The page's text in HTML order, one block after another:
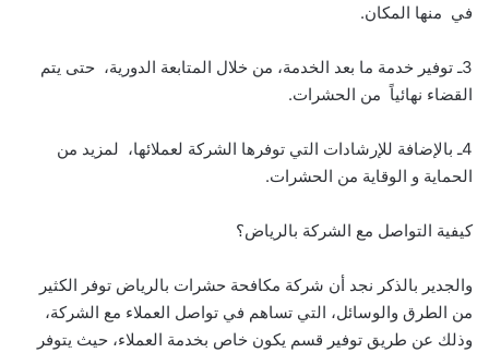
في منها المكان.
3ـ توفير خدمة ما بعد الخدمة، من خلال المتابعة الدورية، حتى يتم
القضاء نهائياً من الحشرات.
4ـ بالإضافة للإرشادات التي توفرها الشركة لعملائها، لمزيد من
الحماية و الوقاية من الحشرات.
كيفية التواصل مع الشركة بالرياض؟
والجدير بالذكر نجد أن شركة مكافحة حشرات بالرياض توفر الكثير
من الطرق والوسائل، التي تساهم في تواصل العملاء مع الشركة،
وذلك عن طريق توفير قسم يكون خاص بخدمة العملاء، حيث يتوفر